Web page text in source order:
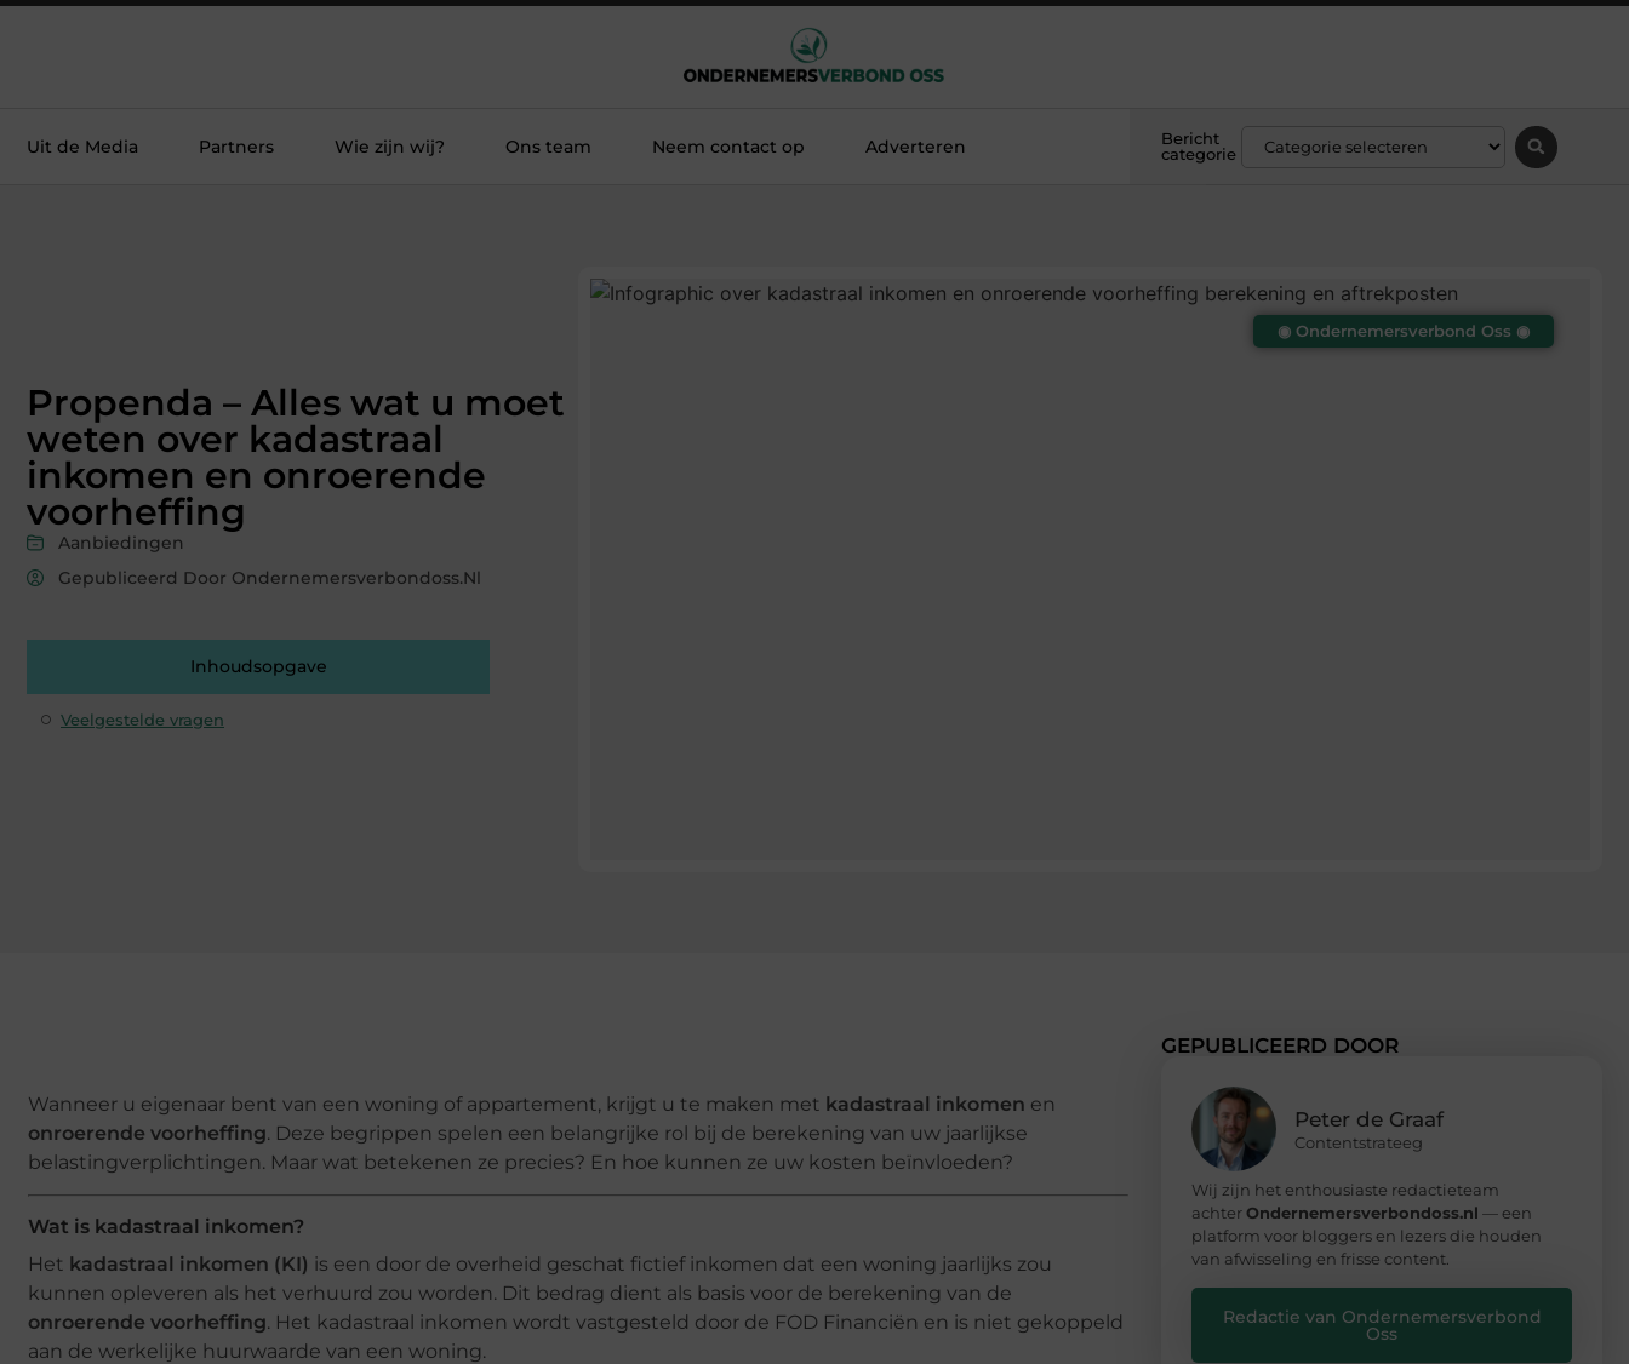
Uit de Media Partners Wie zijn wij? Ons team Neem contact op Adverteren
Bericht
categorie
Propenda – Alles wat u moet
weten over kadastraal
inkomen en onroerende
voorheffing
Aanbiedingen
Gepubliceerd Door Ondernemersverbondoss.nl
Inhoudsopgave
Veelgestelde vragen
◉ Ondernemersverbond Oss ◉
Wanneer u eigenaar bent van een woning of appartement, krijgt u te maken met kadastraal inkomen en
onroerende voorheffing. Deze begrippen spelen een belangrijke rol bij de berekening van uw jaarlijkse
belastingverplichtingen. Maar wat betekenen ze precies? En hoe kunnen ze uw kosten beïnvloeden?
Wat is kadastraal inkomen?
Het kadastraal inkomen (KI) is een door de overheid geschat fictief inkomen dat een woning jaarlijks zou
kunnen opleveren als het verhuurd zou worden. Dit bedrag dient als basis voor de berekening van de
onroerende voorheffing. Het kadastraal inkomen wordt vastgesteld door de FOD Financiën en is niet gekoppeld
aan de werkelijke huurwaarde van een woning.
GEPUBLICEERD DOOR
Peter de Graaf
Contentstrateeg
Wij zijn het enthousiaste redactieteam
achterOndernemersverbondoss.nl — een
platform voor bloggers en lezers die houden
van afwisseling en frisse content.
Redactie van Ondernemersverbond
Oss